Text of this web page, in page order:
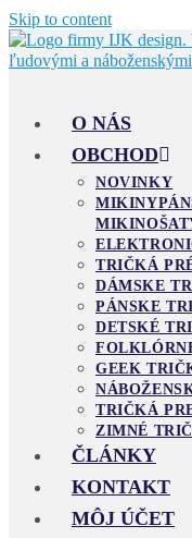
Skip to content
O NÁS
OBCHOD
NOVINKY
MIKINY
TRIČKÁ
DÁMSKE
PÁNSKE
DETSKÉ
GEEK
TRIČKÁ
ZIMNÉ
ČLÁNKY
KONTAKT
MÔJ ÚČET